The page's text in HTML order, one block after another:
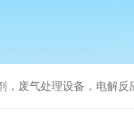
，废气处理设备，电解